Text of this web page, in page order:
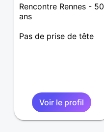
Rencontre Rennes - 50
ans
Pas de prise de tête
Voir le profil